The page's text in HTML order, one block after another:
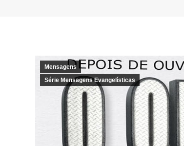
Mensagens
Série Mensagens Evangelísticas